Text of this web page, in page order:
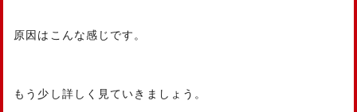
原因はこんな感じです。
もう少し詳しく見ていきましょう。